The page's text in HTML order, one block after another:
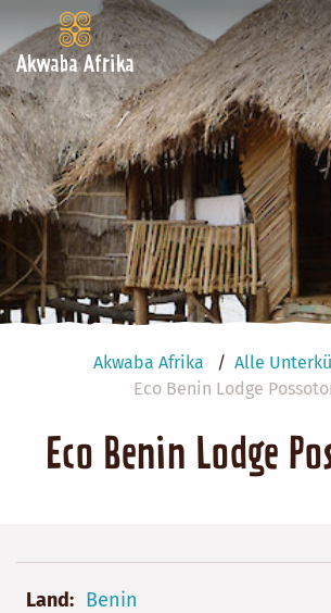
Akwaba Afrika
Akwaba Afrika
Alle
Eco Benin Lodge
Eco Benin Lodge
Land
Benin